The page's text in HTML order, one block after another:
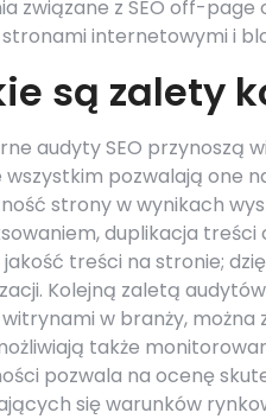
związane z SEO off-
internetowymi i
są zalety
audyty SEO przynoszą
wszystkim pozwalają one
strony w wynikach
duplikacja
treści na stronie;
Kolejną zaletą
w branży, można
także
pozwala na ocenę
się warunków